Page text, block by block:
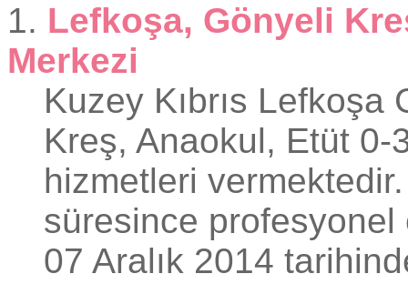
1. Lefkoşa, Gönyeli
Merkezi
Kuzey Kıbrıs Lefkoşa
Kreş, Anaokul, Etüt
hizmetleri
süresince profesyonel
07 Aralık 2014